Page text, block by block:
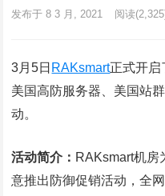
发布于 8 3 月, 2021 阅读
3月5日 RAKsmart正式开启
美国高防服务器、美国站
动。
活动简介： RAKsmart机房
意推出防御促销活动，全